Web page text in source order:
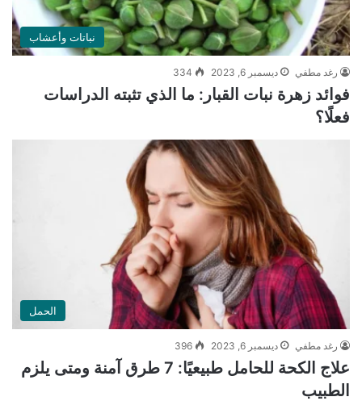
نباتات وأعشاب
رغد مطفي ديسمبر 6, 2023 334
فوائد زهرة نبات القبار: ما الذي تثبته الدراسات
فعلًا؟
الحمل
رغد مطفي ديسمبر 6, 2023 396
علاج الكحة للحامل طبيعيًا: 7 طرق آمنة ومتى يلزم
الطبيب